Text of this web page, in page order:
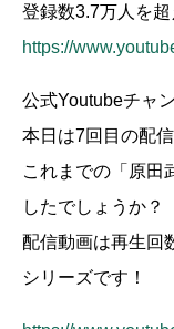
登録数3.7万人を
https://
公式Youtubeチャ
本日は7回目の配
これまでの「原田
したでしょうか？
配信動画は再生回
シリーズです！